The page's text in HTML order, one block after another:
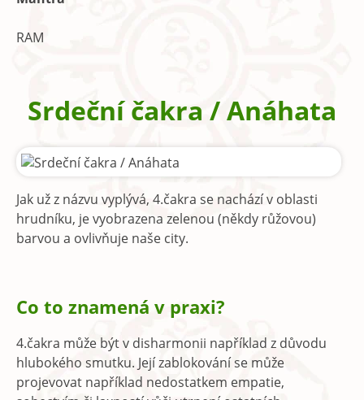
RAM
Srdeční čakra / Anáhata
Jak už z názvu vyplývá, 4.čakra se nachází v oblasti
hrudníku, je vyobrazena zelenou (někdy růžovou)
barvou a ovlivňuje naše city.
Co to znamená v praxi?
4.čakra může být v disharmonii například z důvodu
hlubokého smutku. Její zablokování se může
projevovat například nedostatkem empatie,